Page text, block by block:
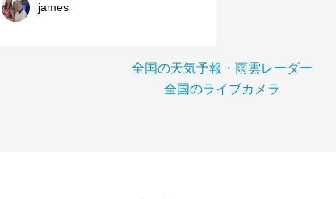
james
全国の天気予報・雨雲レーダー
全国のライブカメラ